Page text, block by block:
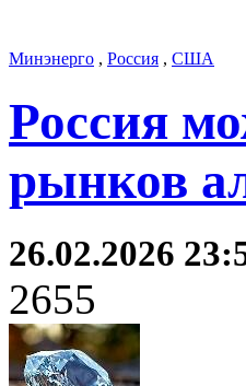
Минэнерго , Россия , США
Россия
рынков
26.02.2026
2655